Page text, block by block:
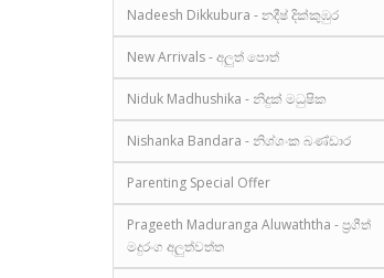
Nadeesh Dikkubura - නදීෂ් දික්කුඹුර
New Arrivals - අලුත් පොත්
Niduk Madhushika - නිදුක් මධුෂික
Nishanka Bandara - නිශ්ශංක බණ්ඩාර
Parenting Special Offer
Prageeth Maduranga Aluwaththa - ප්‍රගීත්
මදුරංග අලුත්වත්ත